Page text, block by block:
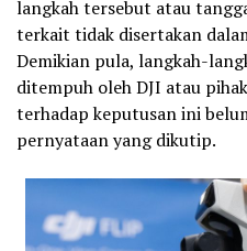
langkah tersebut atau
terkait tidak disertakan
Demikian pula, langkah-
ditempuh oleh DJI atau
terhadap keputusan ini
pernyataan yang dikutip.